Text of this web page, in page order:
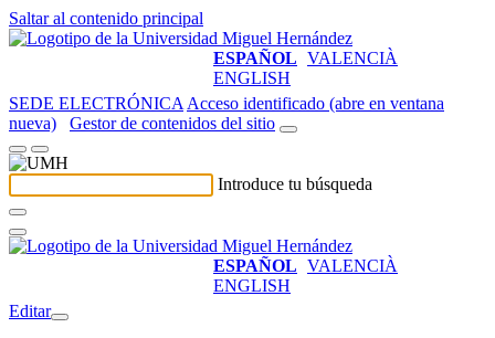
Saltar al contenido principal
ESPAÑOL VALENCIÀ
ENGLISH
SEDE ELECTRÓNICA Acceso identificado (abre en ventana
nueva)
Gestor de contenidos del sitio
Introduce tu búsqueda
ESPAÑOL VALENCIÀ
ENGLISH
Editar